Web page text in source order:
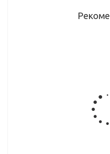
12мм под
саморез